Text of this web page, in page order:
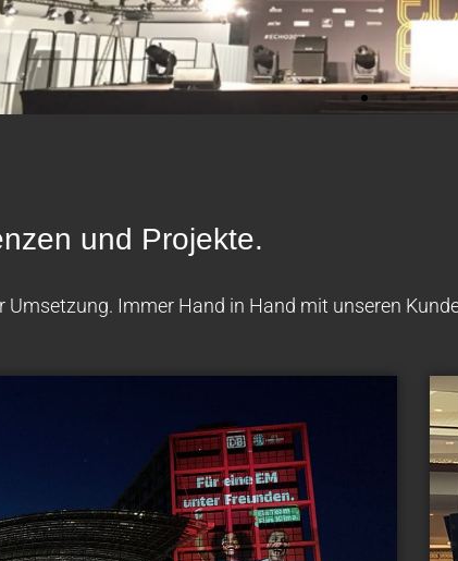
und Projekte.
Umsetzung. Immer Hand in Hand mit unseren